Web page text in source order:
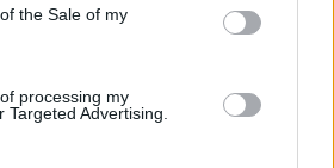
the Sale of my
processing my
Targeted Advertising.